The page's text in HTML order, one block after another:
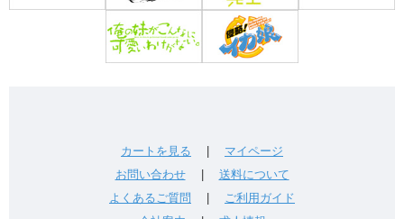
カートを見る
マイページ
お問い合わせ| 送料について
よくあるご質問
ご利用ガイド